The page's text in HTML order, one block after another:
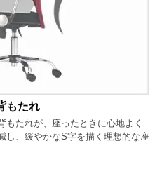
もたれ
たれが、座ったときに心地よく
し、緩やかなS字を描く理想的な座